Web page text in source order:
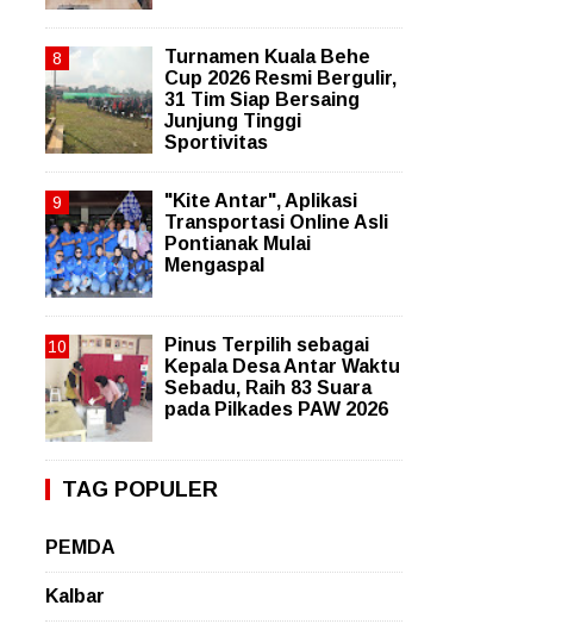
Turnamen Kuala Behe
Cup 2026 Resmi Bergulir,
31 Tim Siap Bersaing
Junjung Tinggi
Sportivitas
"Kite Antar", Aplikasi
Transportasi Online Asli
Pontianak Mulai
Mengaspal
Pinus Terpilih sebagai
Kepala Desa Antar Waktu
Sebadu, Raih 83 Suara
pada Pilkades PAW 2026
TAG POPULER
PEMDA
Kalbar